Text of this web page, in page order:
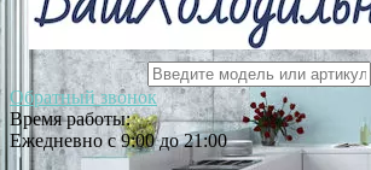
Обратный звонок
Время работы:
Ежедневно с 9:00 до 21:00